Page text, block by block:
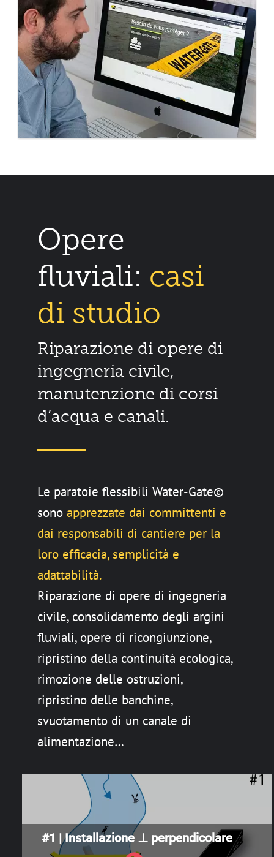
Opere
fluviali: casi
di studio
Riparazione di opere di
ingegneria civile,
manutenzione di corsi
d’acqua e canali.
Le paratoie flessibili Water-Gate©
sonoapprezzate dai committenti e
dai responsabili di cantiere per la
loro efficacia, semplicità e
adattabilità.
Riparazione di opere di ingegneria
civile, consolidamento degli argini
fluviali, opere di ricongiunzione,
ripristino della continuità ecologica,
rimozione delle ostruzioni,
ripristino delle banchine,
svuotamento di un canale di
alimentazione…
#1 | Installazione ⊥ perpendicolare